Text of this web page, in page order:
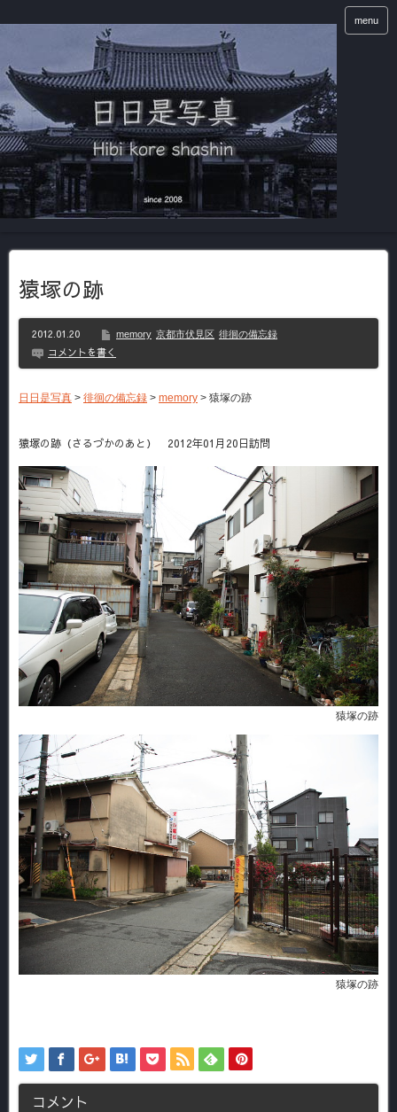
menu
猿塚の跡
2012.01.20 memory 京都市伏見区 徘徊の備忘録
コメントを書く
日日是写真 > 徘徊の備忘録 > memory > 猿塚の跡
猿塚の跡（さるづかのあと） 2012年01月20日訪問
猿塚の跡
猿塚の跡
コメント